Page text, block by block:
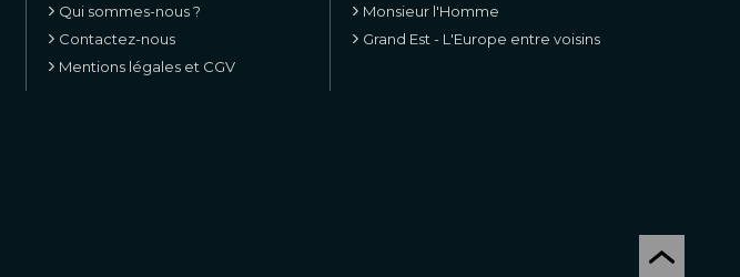
Qui sommes-nous ?
Contactez-nous
Mentions légales et CGV
Monsieur l'Homme
Grand Est - L'Europe entre voisins